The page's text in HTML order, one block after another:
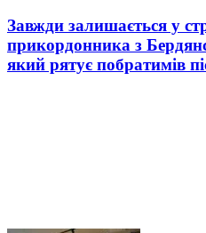
Завжди залишається у
прикордонника з
який рятує побратимів